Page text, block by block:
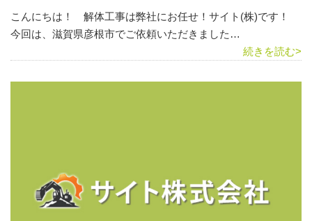
こんにちは！ 解体工事は弊社にお任せ！サイト(株)です！
今回は、滋賀県彦根市でご依頼いただきました…
続きを読む>